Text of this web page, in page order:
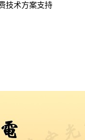
技术方案支持